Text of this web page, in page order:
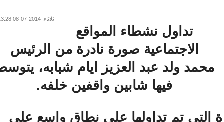
ثلاثاء, 2014-07-08 13:28
تداول نشطاء المواقع
الاجتماعية صورة نادرة من الرئيس
ولد عبد العزيز ايام شبابه، يتوسط
فيها شابين واقفين خلفه.
تم تداولها علي نطاق واسع علي